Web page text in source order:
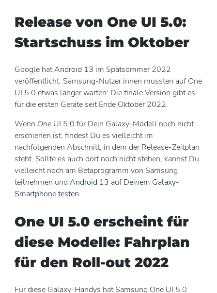
Release von One UI 5.0:
Startschuss im Oktober
Google hatAndroid 13 im Spätsommer 2022
veröffentlicht. Samsung-Nutzer:innen mussten auf One
UI 5.0 etwas länger warten: Die finale Version gibt es
für die ersten Geräte seit Ende Oktober 2022.
Wenn One UI 5.0 für Dein Galaxy-Modell noch nicht
erschienen ist, findest Du es vielleicht im
nachfolgenden Abschnitt, in dem der Release-Zeitplan
steht. Sollte es auch dort noch nicht stehen, kannst Du
vielleicht noch am Betaprogramm von Samsung
teilnehmen und Android 13 auf Deinem Galaxy-
Smartphone testen.
One UI 5.0 erscheint für
diese Modelle: Fahrplan
für den Roll-out 2022
Für diese Galaxy-Handys hat Samsung One UI 5.0